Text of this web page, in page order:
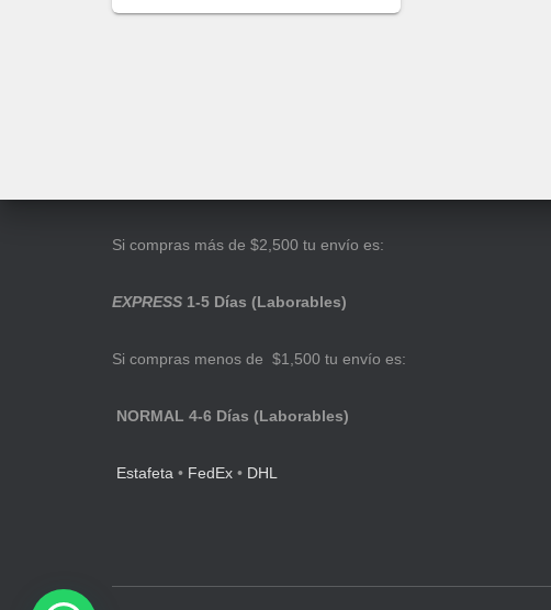
Si compras más de $2,500 tu envío es:
EXPRESS 1-5 Días (Laborables)
Si compras menos de $1,500 tu envío es:
NORMAL 4-6 Días (Laborables)
Estafeta • FedEx • DHL